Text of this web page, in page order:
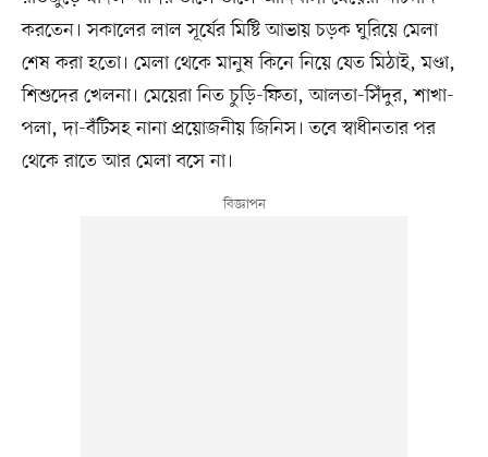
করতেন। সকালের লাল সূর্যের মিষ্টি আভায় চড়ক ঘুরিয়ে মেলা
শেষ করা হতো। মেলা থেকে মানুষ কিনে নিয়ে যেত মিঠাই, মণ্ডা,
শিশুদের খেলনা। মেয়েরা নিত চুড়ি-ফিতা, আলতা-সিঁদুর, শাখা-
পলা, দা-বঁটিসহ নানা প্রয়োজনীয় জিনিস। তবে স্বাধীনতার পর
থেকে রাতে আর মেলা বসে না।